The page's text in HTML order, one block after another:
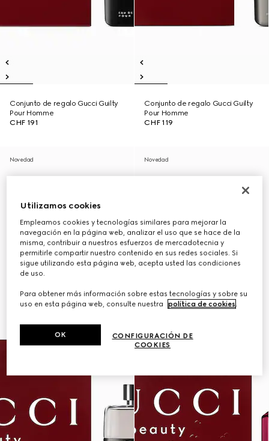
Conjunto de regalo Gucci Guilty
Pour Homme
CHF 191
Conjunto de regalo Gucci Guilty
Pour Homme
CHF 119
Novedad Novedad
Utilizamos cookies
Empleamos cookies y tecnologías similares para mejorar la
navegación en la página web, analizar el uso que se hace de la
misma, contribuir a nuestros esfuerzos de mercadotecnia y
permitirle compartir nuestro contenido en sus redes sociales. Si
sigue utilizando esta página web, acepta usted las condiciones
de uso.
Para obtener más información sobre estas tecnologías y sobre su
uso en esta página web, consulte nuestra
política de cookies
CONFIGURACIÓN DE
COOKIES
OK